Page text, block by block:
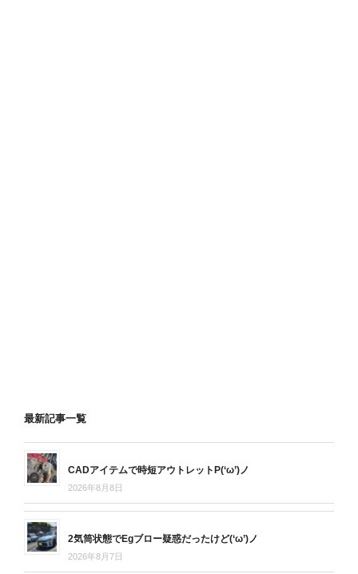
最新記事一覧
CADアイテムで時短アウトレットP(‘ω’)ノ
2026年8月8日
2気筒状態でEgブロー疑惑だったけど(‘ω’)ノ
2026年8月7日